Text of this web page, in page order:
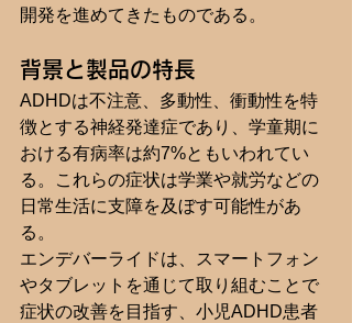
開発を進めてきたものである。
背景と製品の特長
ADHDは不注意、多動性、衝動性を特
徴とする神経発達症であり、学童期に
おける有病率は約7%ともいわれてい
る。これらの症状は学業や就労などの
日常生活に支障を及ぼす可能性があ
る。
エンデバーライドは、スマートフォン
やタブレットを通じて取り組むことで
症状の改善を目指す、小児ADHD患者